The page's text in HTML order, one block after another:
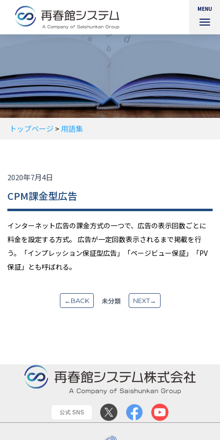
MENU
ョ
ン
を
切
り
トップページ > 用語集
2020年7月4日
CPM課金型広告
インターネット広告の課金方式の一つで、広告の表示回数ごとに
料金を設定する方式。 広告が一定回数表示されるまで掲載を行
う。「インプレッション保証型広告」「ページビュー保証」「PV
保証」とも呼ばれる。
←BACK 未分類 NEXT→